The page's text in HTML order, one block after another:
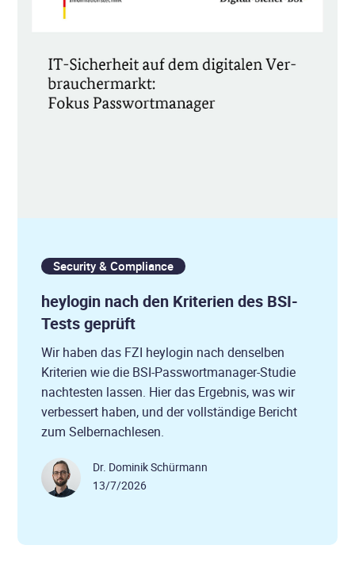
Security & Compliance
heylogin nach den Kriterien des BSI-
Tests geprüft
Wir haben das FZI heylogin nach denselben
Kriterien wie die BSI-Passwortmanager-Studie
nachtesten lassen. Hier das Ergebnis, was wir
verbessert haben, und der vollständige Bericht
zum Selbernachlesen.
Dr. Dominik Schürmann
13/7/2026